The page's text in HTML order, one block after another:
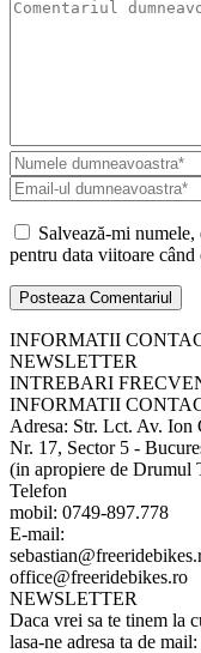
Salvează-mi
pentru data viitoare când
INFORMATII
NEWSLETTER
INTREBARI
INFORMATII
Adresa: Str. Lct. Av. Ion
Nr. 17, Sector 5 -
(in apropiere de Drumul
Telefon
mobil: 0749-897.778
E-mail:
office@freeridebikes.ro
NEWSLETTER
Daca vrei sa te tinem la
lasa-ne adresa ta de mail: